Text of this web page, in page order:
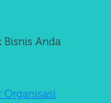
Bisnis Anda
Organisasi
absensi, cuti, hingga